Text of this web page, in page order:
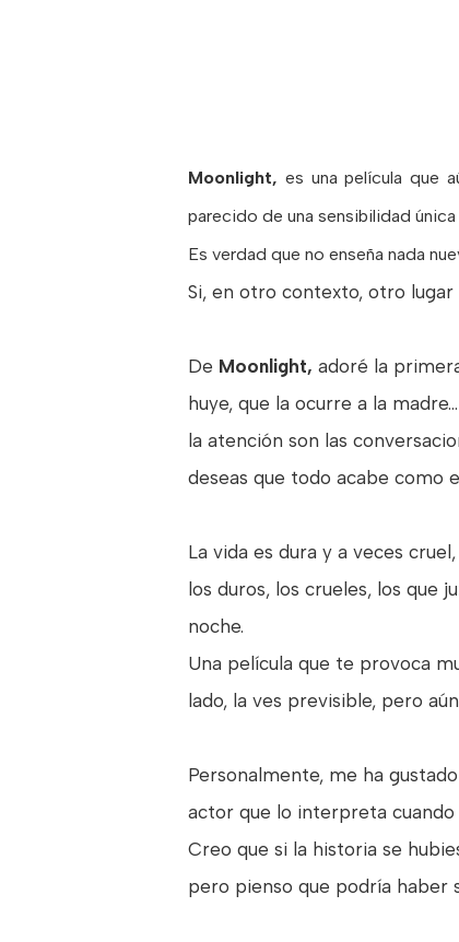
Moonlight, es una película que
parecido de una sensibilidad
Es verdad que no enseña nada
Si, en otro contexto, otro
De Moonlight, adoré la
huye, que la ocurre a la
la atención son las
deseas que todo acabe como
La vida es dura y a veces
los duros, los crueles, los que
noche.
Una película que te provoca
lado, la ves previsible, pero
Personalmente, me ha
actor que lo interpreta cuando
Creo que si la historia se
pero pienso que podría haber